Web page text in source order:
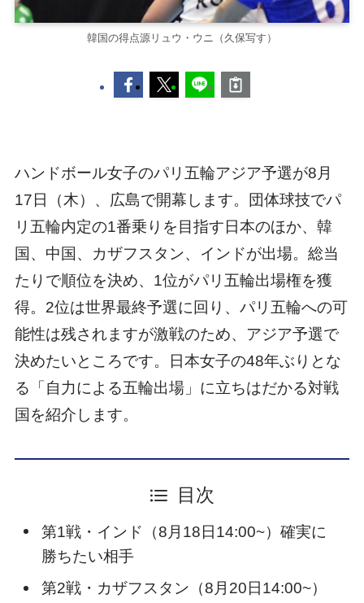
韓国の得点源リュウ・ウニ（久保写す）
ハンドボール女子のパリ五輪アジア予選が8月
17日（木）、広島で開幕します。団体球技でパ
リ五輪内定の1番乗りを目指す日本のほか、韓
国、中国、カザフスタン、インドが出場。総当
たりで順位を決め、1位がパリ五輪出場権を獲
得。2位は世界最終予選に回り、パリ五輪への可
能性は残されますが激戦のため、アジア予選で
決めたいところです。日本女子の48年ぶりとな
る「自力による五輪出場」に立ちはだかる対戦
国を紹介します。
目次
第1戦・インド（8月18日14:00~）確実に
勝ちたい相手
第2戦・カザフスタン（8月20日14:00~）